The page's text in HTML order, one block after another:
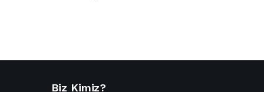
Biz Kimiz?